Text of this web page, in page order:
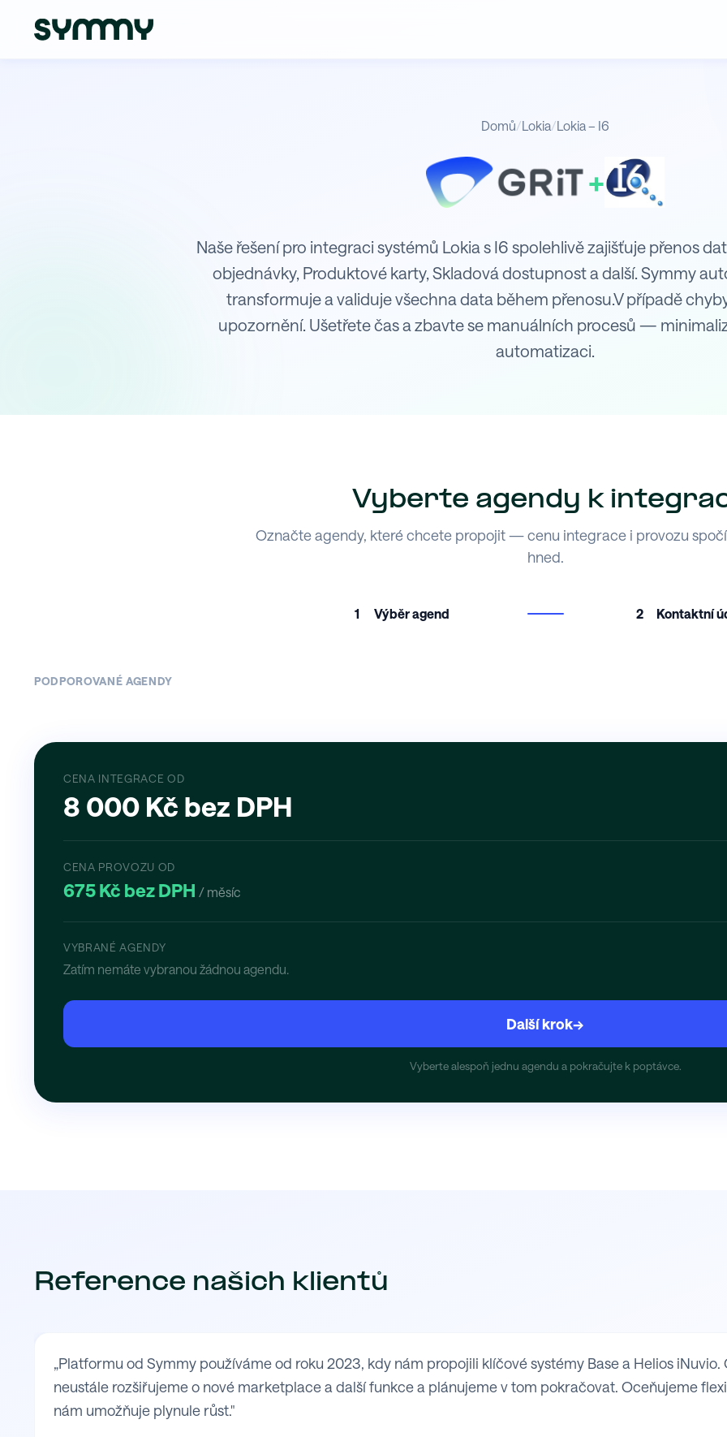
Domů/Lokia/Lokia – I6
+
Integrace Lokia s I6Naše řešení pro integraci systémů Lokia s I6 spolehlivě zajišťuje přenos
objednávky, Produktové karty, Skladová dostupnost a další. Symmy
transformuje a validuje všechna data během přenosu.V případě
upozornění. Ušetřete čas a zbavte se manuálních procesů —
automatizaci.
Vyberte agendy k
Označte agendy, které chcete propojit — cenu integrace i provozu
hned.
1 Výběr agend 2 Kontaktní
PODPOROVANÉ AGENDY
CENA INTEGRACE OD
8 000 Kč bez DPH
CENA PROVOZU OD
675 Kč bez DPH / měsíc
VYBRANÉ AGENDY
Zatím nemáte vybranou žádnou agendu.
Další krok→
Vyberte alespoň jednu agendu a pokračujte k poptávce.
Reference našich klientů
„Platformu od Symmy používáme od roku 2023, kdy nám propojili klíčové systémy Base a Helios
neustále rozšiřujeme o nové marketplace a další funkce a plánujeme v tom pokračovat. Oceňujeme
nám umožňuje plynule růst."